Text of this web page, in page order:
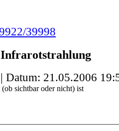
39998
Datum: 21.05.2006
sichtbar oder nicht) ist